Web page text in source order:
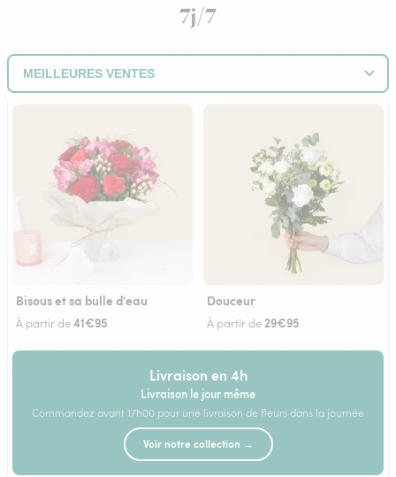
7j/7
Bisous et sa bulle d'eau
À partir de41€95
Douceur
À partir de29€95
Livraison en 4h
Livraison le jour même
Commandez avant 17h00 pour une livraison de fleurs dans la journée
Voir notre collection →